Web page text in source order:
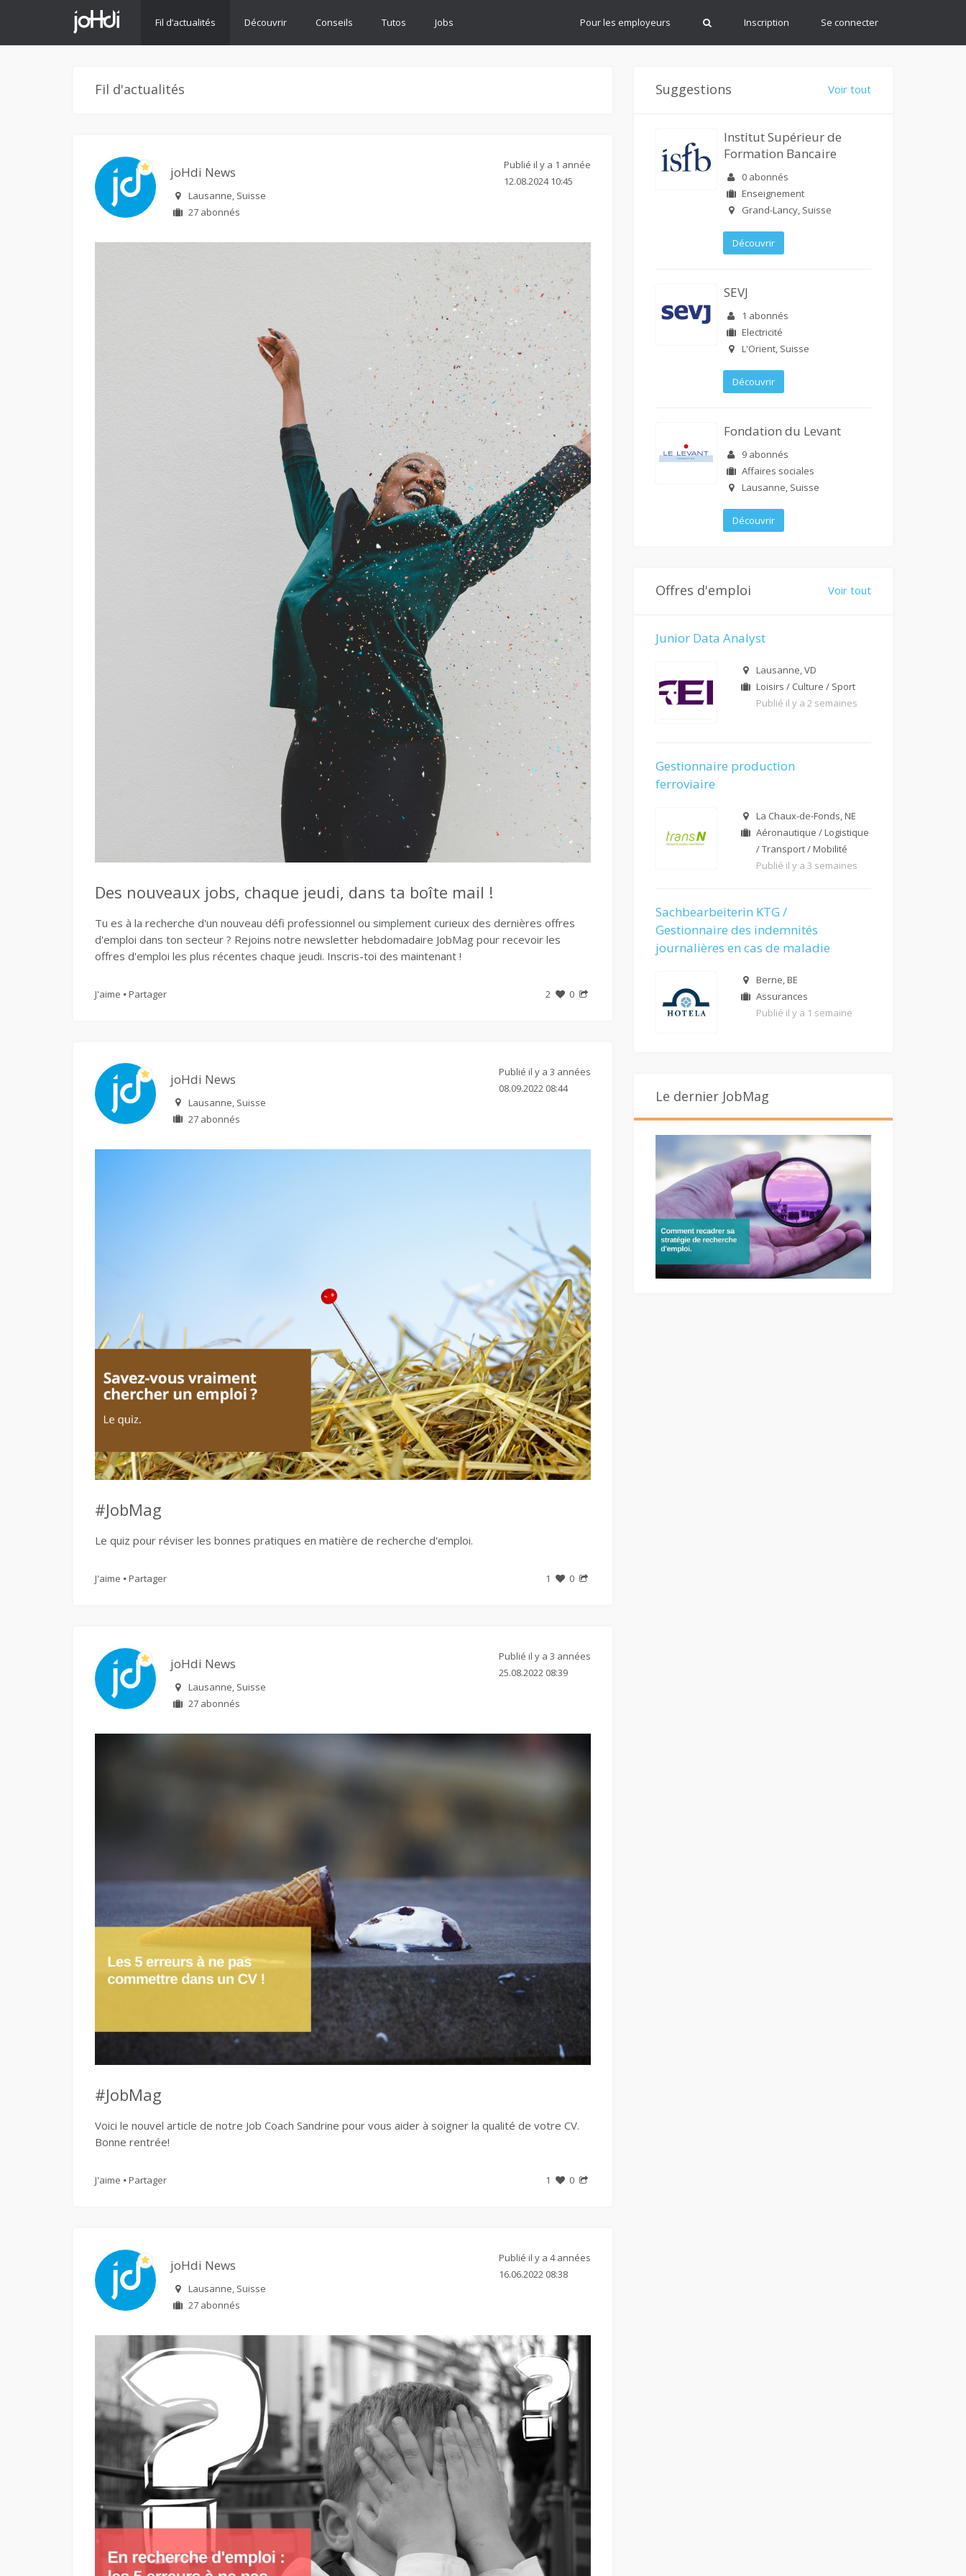
Fil d’actualités Découvrir Conseils Tutos Jobs Pour les employeurs Inscription Se connecter
Fil d'actualités
joHdi News
Lausanne, Suisse
27 abonnés
Publié il y a 1 année
12.08.2024 10:45
Des nouveaux jobs, chaque jeudi, dans ta boîte mail !
Tu es à la recherche d'un nouveau défi professionnel ou simplement curieux des dernières offres
d'emploi dans ton secteur ? Rejoins notre newsletter hebdomadaire JobMag pour recevoir les
offres d'emploi les plus récentes chaque jeudi. Inscris-toi des maintenant !
J'aime Partager 2 0
joHdi News
Lausanne, Suisse
27 abonnés
Publié il y a 3 années
08.09.2022 08:44
#JobMag
Le quiz pour réviser les bonnes pratiques en matière de recherche d'emploi.
J'aime Partager 1 0
joHdi News
Lausanne, Suisse
27 abonnés
Publié il y a 3 années
25.08.2022 08:39
#JobMag
Voici le nouvel article de notre Job Coach Sandrine pour vous aider à soigner la qualité de votre CV.
Bonne rentrée!
J'aime Partager 1 0
joHdi News
Lausanne, Suisse
27 abonnés
Publié il y a 4 années
16.06.2022 08:38
Suggestions Voir tout
Institut Supérieur de
Formation Bancaire
0 abonnés
Enseignement
Grand-Lancy, Suisse
Découvrir
SEVJ
1 abonnés
Electricité
L'Orient, Suisse
Découvrir
Fondation du Levant
9 abonnés
Affaires sociales
Lausanne, Suisse
Découvrir
Offres d'emploi Voir tout
Junior Data Analyst
Lausanne, VD
Loisirs / Culture / Sport
Publié il y a 2 semaines
Gestionnaire production
ferroviaire
La Chaux-de-Fonds, NE
Aéronautique / Logistique
/ Transport / Mobilité
Publié il y a 3 semaines
Sachbearbeiterin KTG /
Gestionnaire des indemnités
journalières en cas de maladie
Berne, BE
Assurances
Publié il y a 1 semaine
Le dernier JobMag